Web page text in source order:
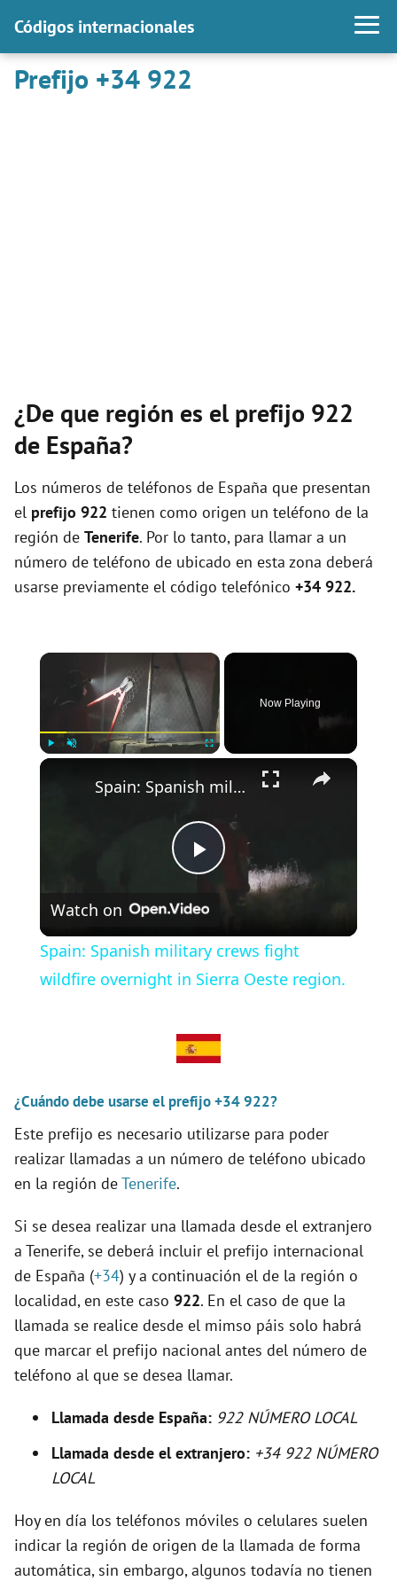
Códigos internacionales
Prefijo +34 922
¿De que región es el prefijo 922
de España?
Los números de teléfonos de España que presentan
el prefijo 922 tienen como origen un teléfono de la
región de Tenerife. Por lo tanto, para llamar a un
número de teléfono de ubicado en esta zona deberá
usarse previamente el código telefónico +34 922.
×
Now Playing
×
P
a
y
i
e
o
Spain: Spanish military crews fight wildfire overnight in Sierra Oeste region.
Watch on
Spain: Spanish military crews fight
wildfire overnight in Sierra Oeste region.
¿Cuándo debe usarse el prefijo +34 922?
Este prefijo es necesario utilizarse para poder
realizar llamadas a un número de teléfono ubicado
en la región deTenerife.
Si se desea realizar una llamada desde el extranjero
a Tenerife, se deberá incluir el prefijo internacional
de España (+34) y a continuación el de la región o
localidad, en este caso 922. En el caso de que la
llamada se realice desde el mimso páis solo habrá
que marcar el prefijo nacional antes del número de
teléfono al que se desea llamar.
Llamada desde España: 922 NÚMERO LOCAL
Llamada desde el extranjero: +34 922 NÚMERO
LOCAL
Hoy en día los teléfonos móviles o celulares suelen
indicar la región de origen de la llamada de forma
automática, sin embargo, algunos todavía no tienen